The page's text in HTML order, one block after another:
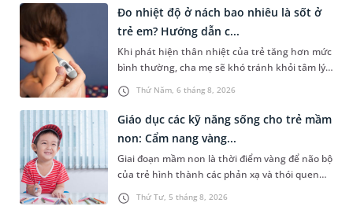
thêm về nguyên nhân gây nên tình trạng này
và cách xử trí an toàn để giúp bé dễ chịu, tránh
gặp phải vấn đề nguy hại cho sức khỏe.
Thứ Năm, 6 tháng 8, 2026
Đo nhiệt độ ở nách bao nhiêu là sốt ở
trẻ em? Hướng dẫn c...
Khi phát hiện thân nhiệt của trẻ tăng hơn mức
bình thường, cha mẹ sẽ khó tránh khỏi tâm lý
lo lắng. Tuy nhiên, không phải ai cũng biết đo
nhiệt độ ở nách bao nhiêu là sốt ở trẻ em và
cách chăm sóc trẻ sốt sao cho an toàn. Những
chia sẻ dưới đây sẽ cùng cha mẹ tìm hiểu vấn
đề này để giúp bé nhanh hồi phục và phòng
ngừa nguy cơ xảy ra biến chứng.
Thứ Tư, 5 tháng 8, 2026
Giáo dục các kỹ năng sống cho trẻ mầm
non: Cẩm nang vàng...
Giai đoạn mầm non là thời điểm vàng để não bộ
của trẻ hình thành các phản xạ và thói quen
hành vi nền tảng. Việc trang bị sớm các kỹ
năng sống cho trẻ mầm non không chỉ giúp